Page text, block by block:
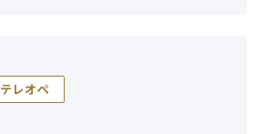
テレオペ